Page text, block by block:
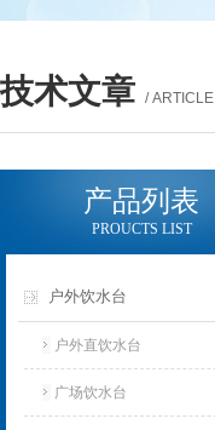
技术文章 / ARTICLE
产品列表
PROUCTS LIST
户外饮水台
户外直饮水台
广场饮水台